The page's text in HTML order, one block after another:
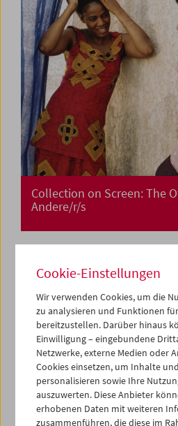
Collection on Screen: The
Andere/r/s
Cookie-Einstellungen
Wir verwenden Cookies, um die
zu analysieren und Funktionen
bereitzustellen. Darüber hinaus
Einwilligung – eingebundene
Netzwerke, externe Medien oder
Cookies einsetzen, um Inhalte
personalisieren sowie Ihre
auszuwerten. Diese Anbieter
erhobenen Daten mit weiteren
zusammenführen, die diese im